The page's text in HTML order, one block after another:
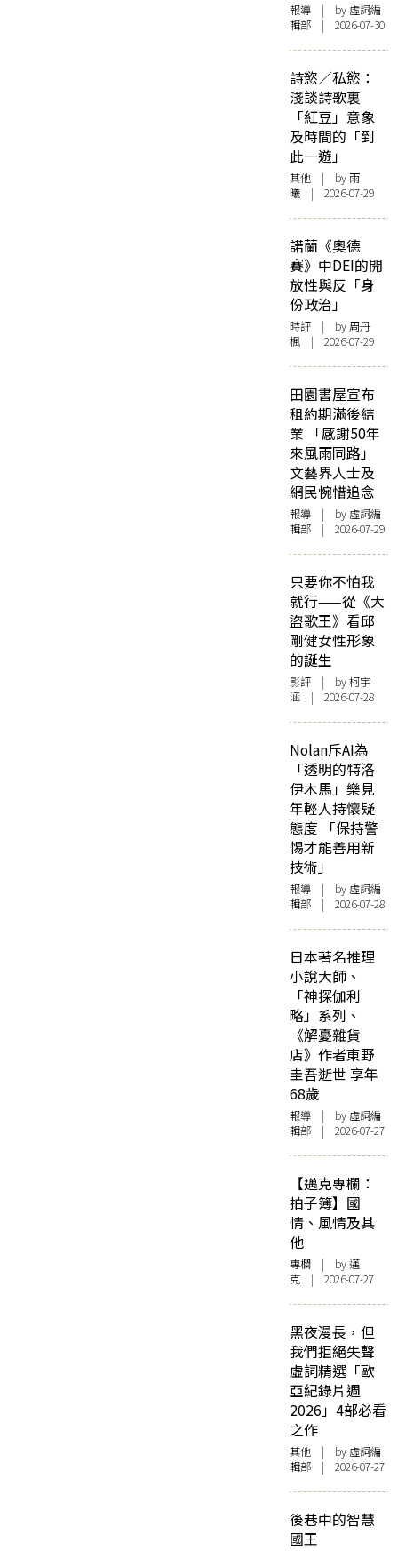
報導 | by 虛詞編
輯部 | 2026-07-30
詩慾／私慾：
淺談詩歌裏
「紅豆」意象
及時間的「到
此一遊」
其他 | by 雨
曦 | 2026-07-29
諾蘭《奧德
賽》中DEI的開
放性與反「身
份政治」
時評 | by周丹
楓 | 2026-07-29
田園書屋宣布
租約期滿後結
業 「感謝50年
來風雨同路」
文藝界人士及
網民惋惜追念
報導 | by 虛詞編
輯部 | 2026-07-29
只要你不怕我
就行——從《大
盜歌王》看邱
剛健女性形象
的誕生
影評 | by 柯宇
涵 | 2026-07-28
Nolan斥AI為
「透明的特洛
伊木馬」樂見
年輕人持懷疑
態度 「保持警
惕才能善用新
技術」
報導 | by 虛詞編
輯部 | 2026-07-28
日本著名推理
小說大師、
「神探伽利
略」系列、
《解憂雜貨
店》作者東野
圭吾逝世 享年
68歲
報導 | by 虛詞編
輯部 | 2026-07-27
【邁克專欄：
拍子簿】國
情、風情及其
他
專欄 | by邁
克 | 2026-07-27
黑夜漫長，但
我們拒絕失聲
虛詞精選「歐
亞紀錄片週
2026」4部必看
之作
其他 | by 虛詞編
輯部 | 2026-07-27
後巷中的智慧
國王